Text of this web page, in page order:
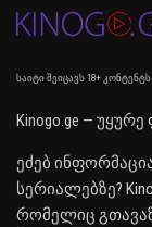
საიტი შეიცავს 18+ კონტენტს
Kinogo.ge —
ეძებ
სერიალებზე?
რომელიც